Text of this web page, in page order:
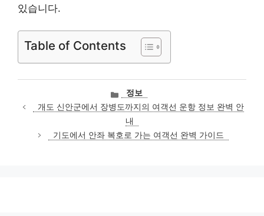
있습니다.
Table of Contents
카
테
고
리
정보
개도 신안군에서 장병도까지의 여객선 운항 정보 완벽 안
내
기도에서 안좌 복호로 가는 여객선 완벽 가이드